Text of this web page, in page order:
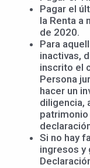
Pagar el
la Renta a
de 2020.
Para
inactivas,
inscrito el
Persona
hacer un
diligencia,
Si no hay
ingresos y